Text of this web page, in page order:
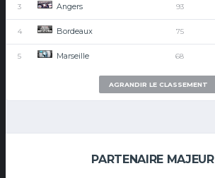
3 Angers 93
4 Bordeaux 75
5 Marseille 68
AGRANDIR LE CLASSEMENT
PARTENAIRE MAJEUR